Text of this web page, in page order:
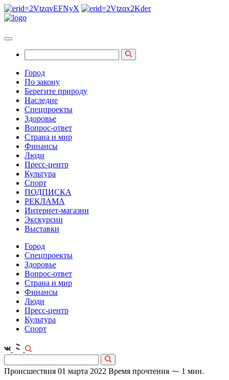
Город
По закону
Берегите природу
Наследие
Спецпроекты
Здоровье
Вопрос-ответ
Страна и мир
Финансы
Люди
Пресс-центр
Культура
Спорт
ПОДПИСКА
РЕКЛАМА
Интернет-магазин
Экскурсии
Выставки
Город
Спецпроекты
Здоровье
Вопрос-ответ
Страна и мир
Финансы
Люди
Пресс-центр
Культура
Спорт
Происшествия 01 марта 2022 Время прочтения ⁓ 1 мин.